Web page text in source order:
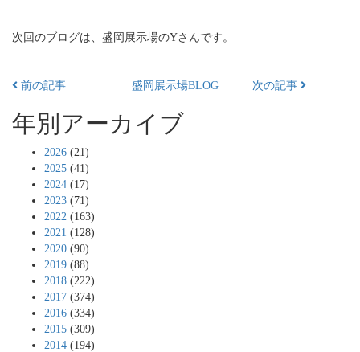
次回のブログは、盛岡展示場のYさんです。
前の記事 盛岡展示場BLOG 次の記事
年別アーカイブ
2026 (21)
2025 (41)
2024 (17)
2023 (71)
2022 (163)
2021 (128)
2020 (90)
2019 (88)
2018 (222)
2017 (374)
2016 (334)
2015 (309)
2014 (194)